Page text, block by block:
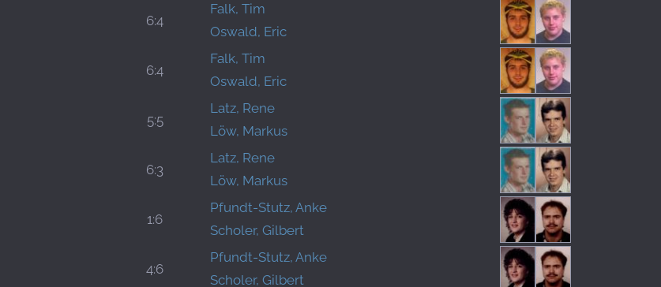
6:4
Falk, Tim
Oswald, Eric
6:4
Falk, Tim
Oswald, Eric
5:5
Latz, Rene
Löw, Markus
6:3
Latz, Rene
Löw, Markus
1:6
Pfundt-Stutz, Anke
Scholer, Gilbert
4:6
Pfundt-Stutz, Anke
Scholer, Gilbert